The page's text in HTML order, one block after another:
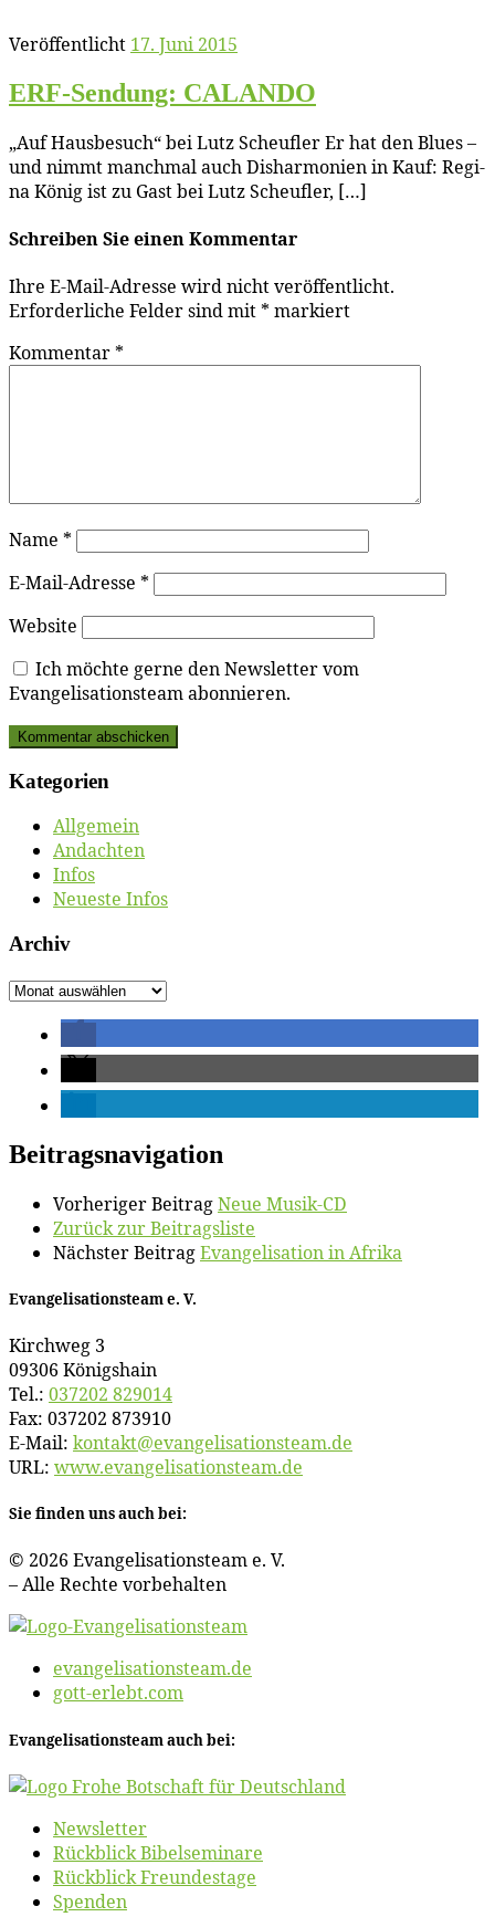
Veröffentlicht 17. Juni 2015
ERF-Sen­dung: CALANDO
„Auf Haus­be­such“ bei Lutz Scheuf­ler Er hat den Blues –
und nimmt manch­mal auch Dis­har­mo­nien in Kauf: Re­gi­
na Kö­nig ist zu Gast bei Lutz Scheufler, […]
Schreiben Sie einen Kommentar
Ihre E-Mail-Adresse wird nicht veröffentlicht.
Erforderliche Felder sind mit * markiert
Kommentar *
Name *
E-Mail-Adresse *
Website
Ich möchte gerne den Newsletter vom
Evangelisationsteam abonnieren.
Ka­te­go­rien
Allgemein
Andachten
Infos
Neueste Infos
Ar­chiv
Ar­
Beitragsnavigation
Vorheriger BeitragNeue Mu­sik-CD
Zurück zur Beitragsliste
Nächster BeitragEvan­ge­li­sa­ti­on in Afrika
Evan­ge­li­sa­ti­ons­team e. V.
Kirch­weg 3
09306 Königshain
Tel.: 037202 829014
Fax: 037202 873910
E‑Mail: kontakt@​evangelisationsteam.​de
URL: www​.evan​ge​li​sa​ti​ons​team​.de
Sie fin­den uns auch bei:
© 2026 Evan­ge­li­sa­ti­ons­team e. V.
– Al­le Rech­te vorbehalten
evangelisationsteam.de
gott-erlebt.com
Evan­ge­li­sa­ti­ons­team auch bei:
News­let­ter
Rück­blick Bibelseminare
Rück­blick Freundestage
Spen­den